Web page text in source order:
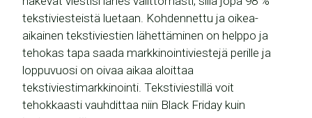
tekstiviesteistä luetaan. Kohdennettu ja oikea-
aikainen tekstiviestien lähettäminen on helppo ja
tehokas tapa saada markkinointiviestejä perille ja
loppuvuosi on oivaa aikaa aloittaa
tekstiviestimarkkinointi. Tekstiviestillä voit
tehokkaasti vauhdittaa niin Black Friday kuin